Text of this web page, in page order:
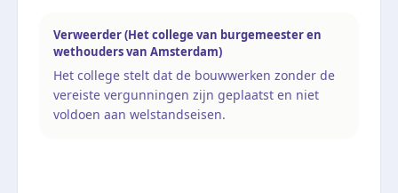
Verweerder (Het college van burgemeester en
wethouders van Amsterdam)
Het college stelt dat de bouwwerken zonder de
vereiste vergunningen zijn geplaatst en niet
voldoen aan welstandseisen.